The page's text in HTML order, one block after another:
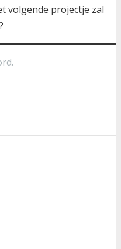
volgende projectje zal